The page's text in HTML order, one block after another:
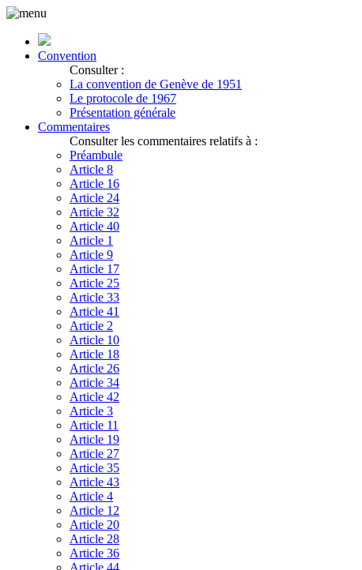
Convention
Consulter :
La convention de Genève de 1951
Le protocole de 1967
Présentation générale
Commentaires
Consulter les commentaires relatifs à :
Préambule
Article 8
Article 16
Article 24
Article 32
Article 40
Article 1
Article 9
Article 17
Article 25
Article 33
Article 41
Article 2
Article 10
Article 18
Article 26
Article 34
Article 42
Article 3
Article 11
Article 19
Article 27
Article 35
Article 43
Article 4
Article 12
Article 20
Article 28
Article 36
Article 44